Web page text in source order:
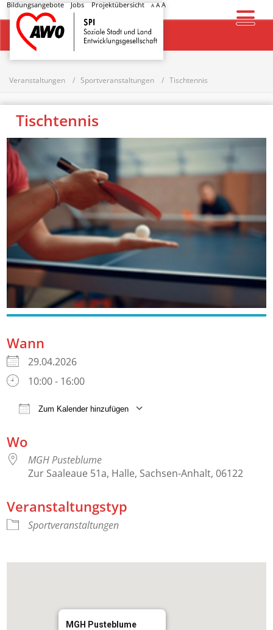
Bildungsangebote Jobs Projektübersicht A AA
Startseite
Veranstaltungen Sportveranstaltungen Tischtennis
Tischtennis
Wann
29.04.2026
10:00 - 16:00
Zum Kalender hinzufügen
Wo
MGH Pusteblume
Zur Saaleaue 51a, Halle, Sachsen-Anhalt, 06122
Veranstaltungstyp
Sportveranstaltungen
MGH Pusteblume